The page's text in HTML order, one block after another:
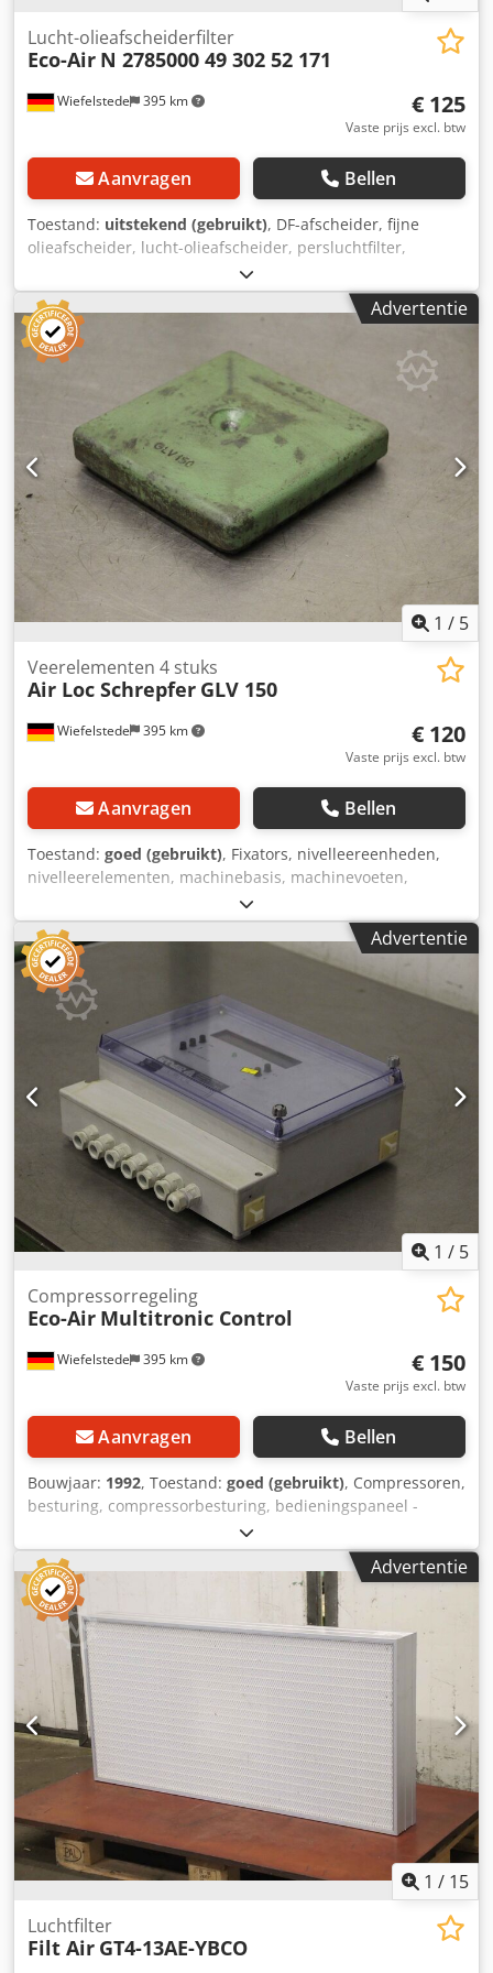
Wiefelstede 395 km
Lucht-olieafscheiderfilter
Eco-Air N 2785000 49 302 52 171
€ 125
Vaste prijs excl. btw
Aanvragen Bellen
Toestand: uitstekend (gebruikt), DF-afscheider, fijne
olieafscheider, lucht-olieafscheider, persluchtfilter,
filterpatroon, fijn filter, filter, voorfilter, inlaatluchtfilter,
luchtfilterhuis, luchtfilterhuis, generatorluchtfilter -
Fabrikant: Ecoair, Lucht-olie-afscheiderfilter type N
2785000 / 49 302 52 171 -Binnen/buiten: Ø 110/170 mm -
Boutcirkel: Ø 210 mm Crjdpfx Amowbzzxo Esf -
Hoeveelheid: 1x luchtfilter beschikbaar -Afmetingen: Ø 245
x 420 mm -Gewicht: 3,4 kg.
Advertentie
1 / 5
Wiefelstede 395 km
Veerelementen 4 stuks
Air Loc Schrepfer GLV 150
€ 120
Vaste prijs excl. btw
Aanvragen Bellen
Toestand: goed (gebruikt), Fixators, nivelleereenheden,
nivelleerelementen, machinebasis, machinevoeten,
nivelleerschoenen, machinefundament, nivelleerschoen,
wigschoen, machineondersteuning, nivelleervoet,
veerelementen Cjdpefzlvmofx Am Eorf -Fabrikant: Air Loc
Schrepfer, nivelleerelementen 4-delig voor
gereedschapsmachines en systemen -Type: GLV 150 -
Hoogte: 32 mm -Prijs: compleet -Afmetingen elk:
140/140/H32 mm -Gewicht 2,5 kg/stuk
Advertentie
1 / 5
Wiefelstede 395 km
Compressorregeling
Eco-Air Multitronic Control
€ 150
Vaste prijs excl. btw
Aanvragen Bellen
Bouwjaar: 1992, Toestand: goed (gebruikt), Compressoren,
besturing, compressorbesturing, bedieningspaneel -
Overdracht: in actuele staat zoals gezien -Onderste
afdekking: beschadigd, zie foto -Fabrikant: Ecoair -Type:
Multitronic Control -Afmetingen: 280/295/H120 mm Crjdpjf
Dq Uisfx Am Eof -Gewicht: 2,6 kg
Advertentie
1 / 15
Luchtfilter
Filt Air GT4-13AE-YBCO